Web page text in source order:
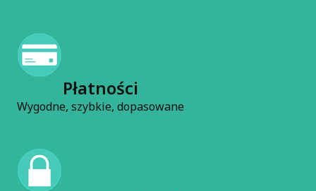
Płatności
Wygodne, szybkie, dopasowane